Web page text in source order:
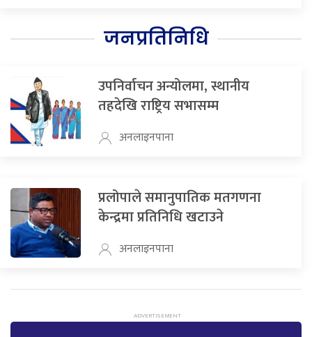
जनप्रतिनिधि
उपनिर्वाचन अन्योलमा, स्थानीय
तहदेखि राष्ट्रिय सभासम्म
अनलाइनपाना
प्रलोपाले समानुपातिक मतगणना
केन्द्रमा प्रतिनिधि खटाउने
अनलाइनपाना